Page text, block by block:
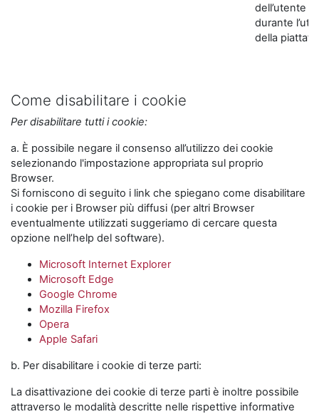
dell’utente
durante
della
Come disabilitare i cookie
Per disabilitare tutti i cookie:
a. È possibile negare il consenso all’utilizzo dei cookie
selezionando l'impostazione appropriata sul proprio
Browser.
Si forniscono di seguito i link che spiegano come disabilitare
i cookie per i Browser più diffusi (per altri Browser
eventualmente utilizzati suggeriamo di cercare questa
opzione nell’help del software).
Microsoft Internet Explorer
Microsoft Edge
Google Chrome
Mozilla Firefox
Opera
Apple Safari
b. Per disabilitare i cookie di terze parti:
La disattivazione dei cookie di terze parti è inoltre possibile
attraverso le modalità descritte nelle rispettive informative